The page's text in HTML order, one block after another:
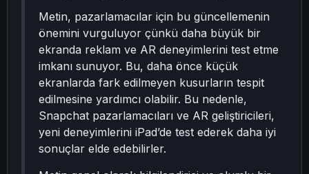
Metin, pazarlamacılar için bu güncellemenin
önemini vurguluyor çünkü daha büyük bir
ekranda reklam ve AR deneyimlerini test etme
imkanı sunuyor. Bu, daha önce küçük
ekranlarda fark edilmeyen kusurların tespit
edilmesine yardımcı olabilir. Bu nedenle,
Snapchat pazarlamacıları ve AR geliştiricileri,
yeni deneyimlerini iPad’de test ederek daha iyi
sonuçlar elde edebilirler.